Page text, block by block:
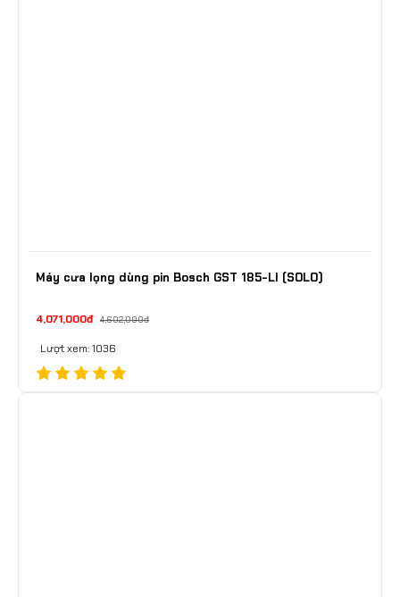
Máy cưa lọng dùng pin Bosch GST 185-LI (SOLO)
4,071,000đ 4,602,000đ
Lượt xem: 1036